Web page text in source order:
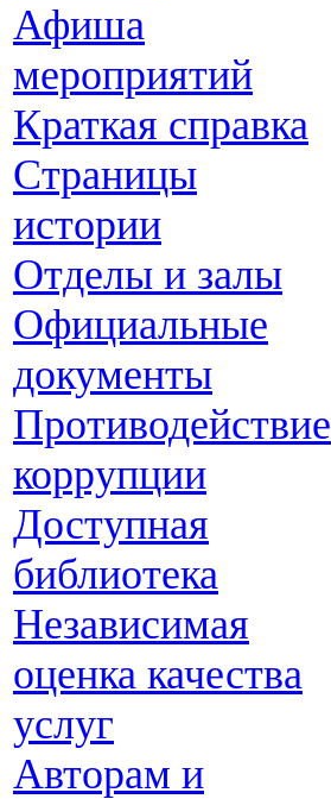
Афиша
мероприятий
Краткая справка
Страницы
истории
Отделы и залы
Официальные
документы
Противодействие
коррупции
Доступная
библиотека
Независимая
оценка качества
услуг
Авторам и